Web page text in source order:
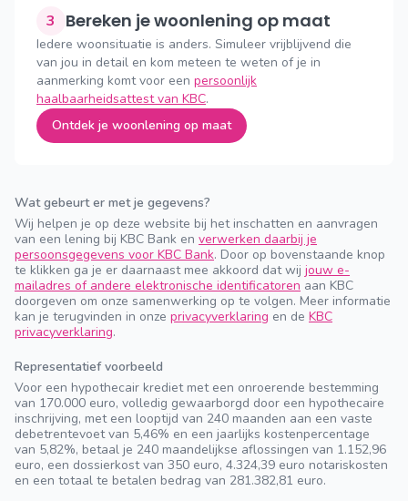
3 Bereken je woonlening op maat
Iedere woonsituatie is anders. Simuleer vrijblijvend die
van jou in detail en kom meteen te weten of je in
aanmerking komt voor een persoonlijk
haalbaarheidsattest van KBC.
Ontdek je woonlening op maat
Wat gebeurt er met je gegevens?
Wij helpen je op deze website bij het inschatten en aanvragen
van een lening bij KBC Bank en verwerken daarbij je
persoonsgegevens voor KBC Bank. Door op bovenstaande knop
te klikken ga je er daarnaast mee akkoord dat wij jouw e-
mailadres of andere elektronische identificatoren aan KBC
doorgeven om onze samenwerking op te volgen. Meer informatie
kan je terugvinden in onze privacyverklaring en de KBC
privacyverklaring.
Representatief voorbeeld
Voor een hypothecair krediet met een onroerende bestemming
van 170.000 euro, volledig gewaarborgd door een hypothecaire
inschrijving, met een looptijd van 240 maanden aan een vaste
debetrentevoet van 5,46% en een jaarlijks kostenpercentage
van 5,82%, betaal je 240 maandelijkse aflossingen van 1.152,96
euro, een dossierkost van 350 euro, 4.324,39 euro notariskosten
en een totaal te betalen bedrag van 281.382,81 euro.